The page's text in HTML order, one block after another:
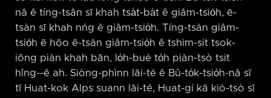
nâ ê tíng-tsân sī khah tsa̍t-ba̍t ê giâm-tsio̍h, ē-
tsàn sī khah nńg ê giâm-tsio̍h. Tíng-tsàn giâm-
tsio̍h ē hōo ē-tsàn giâm-tsio̍h ê tshim-sit tsok-
iōng piàn khah bān, lo̍h-bué to̍h piàn-tsò tsit
hîng-⁠-ê ah. Siòng-phìnn lāi-té ê Bû-to̍k-tsio̍h-nâ sī
tī Huat-kok Alps suann lāi-té, Huat-gí kā kiò-tsò sī